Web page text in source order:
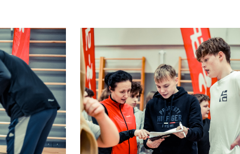
Image